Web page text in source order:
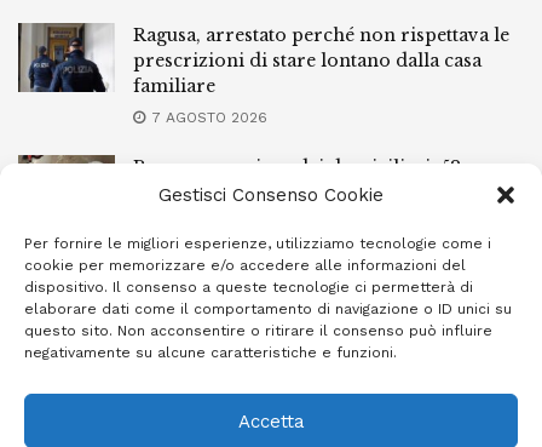
Gestisci Consenso Cookie
Per fornire le migliori esperienze, utilizziamo tecnologie come i
cookie per memorizzare e/o accedere alle informazioni del
dispositivo. Il consenso a queste tecnologie ci permetterà di
elaborare dati come il comportamento di navigazione o ID unici su
questo sito. Non acconsentire o ritirare il consenso può influire
negativamente su alcune caratteristiche e funzioni.
Accetta
Ragusa, arrestato perché non rispettava le
prescrizioni di stare lontano dalla casa
familiare
7 AGOSTO 2026
Ragusa, spacciava dai domiciliari: 52enne
finisce in carcere
Incendi a Modica, torna in libertà il
marocchino di 23 anni
7 AGOSTO 2026